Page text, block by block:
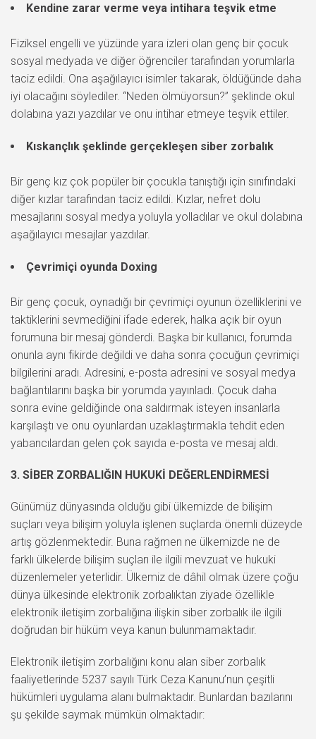
Kendine zarar verme veya intihara teşvik etme
Fiziksel engelli ve yüzünde yara izleri olan genç bir çocuk
sosyal medyada ve diğer öğrenciler tarafından yorumlarla
taciz edildi. Ona aşağılayıcı isimler takarak, öldüğünde daha
iyi olacağını söylediler. “Neden ölmüyorsun?” şeklinde okul
dolabına yazı yazdılar ve onu intihar etmeye teşvik ettiler.
Kıskançlık şeklinde gerçekleşen siber zorbalık
Bir genç kız çok popüler bir çocukla tanıştığı için sınıfındaki
diğer kızlar tarafından taciz edildi. Kızlar, nefret dolu
mesajlarını sosyal medya yoluyla yolladılar ve okul dolabına
aşağılayıcı mesajlar yazdılar.
Çevrimiçi oyunda Doxing
Bir genç çocuk, oynadığı bir çevrimiçi oyunun özelliklerini ve
taktiklerini sevmediğini ifade ederek, halka açık bir oyun
forumuna bir mesaj gönderdi. Başka bir kullanıcı, forumda
onunla aynı fikirde değildi ve daha sonra çocuğun çevrimiçi
bilgilerini aradı. Adresini, e-posta adresini ve sosyal medya
bağlantılarını başka bir yorumda yayınladı. Çocuk daha
sonra evine geldiğinde ona saldırmak isteyen insanlarla
karşılaştı ve onu oyunlardan uzaklaştırmakla tehdit eden
yabancılardan gelen çok sayıda e-posta ve mesaj aldı.
3. SİBER ZORBALIĞIN HUKUKİ DEĞERLENDİRMESİ
Günümüz dünyasında olduğu gibi ülkemizde de bilişim
suçları veya bilişim yoluyla işlenen suçlarda önemli düzeyde
artış gözlenmektedir. Buna rağmen ne ülkemizde ne de
farklı ülkelerde bilişim suçları ile ilgili mevzuat ve hukuki
düzenlemeler yeterlidir. Ülkemiz de dâhil olmak üzere çoğu
dünya ülkesinde elektronik zorbalıktan ziyade özellikle
elektronik iletişim zorbalığına ilişkin siber zorbalık ile ilgili
doğrudan bir hüküm veya kanun bulunmamaktadır.
Elektronik iletişim zorbalığını konu alan siber zorbalık
faaliyetlerinde 5237 sayılı Türk Ceza Kanunu’nun çeşitli
hükümleri uygulama alanı bulmaktadır. Bunlardan bazılarını
şu şekilde saymak mümkün olmaktadır: